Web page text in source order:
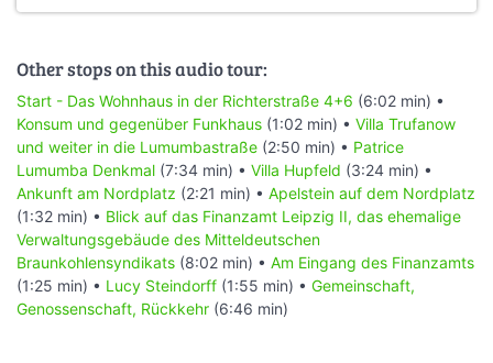
Other stops on this audio tour:
Start - Das Wohnhaus in der Richterstraße 4+6 (6:02 min) •
Konsum und gegenüber Funkhaus (1:02 min) • Villa Trufanow
und weiter in die Lumumbastraße (2:50 min) • Patrice
Lumumba Denkmal (7:34 min) • Villa Hupfeld (3:24 min) •
Ankunft am Nordplatz (2:21 min) • Apelstein auf dem Nordplatz
(1:32 min) • Blick auf das Finanzamt Leipzig II, das ehemalige
Verwaltungsgebäude des Mitteldeutschen
Braunkohlensyndikats (8:02 min) • Am Eingang des Finanzamts
(1:25 min) • Lucy Steindorff (1:55 min) • Gemeinschaft,
Genossenschaft, Rückkehr (6:46 min)